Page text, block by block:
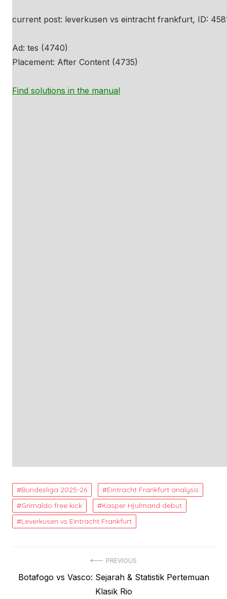
current post: leverkusen vs eintracht frankfurt, ID:
Ad: tes (4740)
Placement: After Content (4735)
Find solutions in the manual
Bundesliga 2025-26
Eintracht Frankfurt analysis
Grimaldo free kick
Kasper Hjulmand debut
Leverkusen vs Eintracht Frankfurt
navigation
PREVIOUS
Previous
Botafogo vs Vasco: Sejarah & Statistik Pertemuan
Klasik Rio